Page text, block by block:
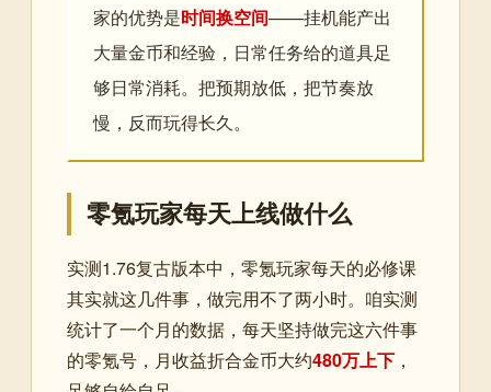
家的优势是时间换空间——挂机能产出
大量金币和经验，日常任务给的道具足
够日常消耗。把预期放低，把节奏放
慢，反而玩得长久。
零氪玩家每天上线做什么
实测1.76复古版本中，零氪玩家每天的必修课
其实就这几件事，做完用不了两小时。咱实测
统计了一个月的数据，每天坚持做完这六件事
的零氪号，月收益折合金币大约480万上下 ，